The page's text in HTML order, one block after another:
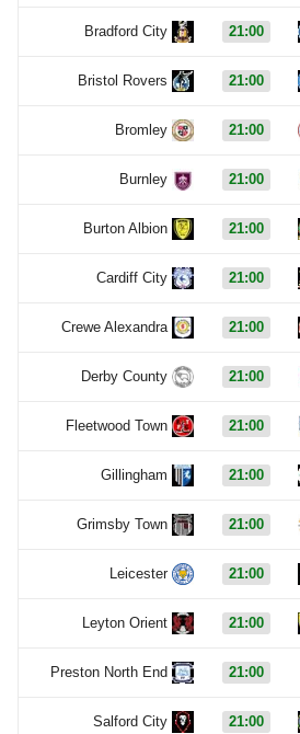
Bradford City 21:00
Bristol Rovers 21:00
Bromley 21:00
Burnley 21:00
Burton Albion 21:00
Cardiff City 21:00
Crewe Alexandra 21:00
Derby County 21:00
Fleetwood Town 21:00
Gillingham 21:00
Grimsby Town 21:00
Leicester 21:00
Leyton Orient 21:00
Preston North End 21:00
Salford City 21:00